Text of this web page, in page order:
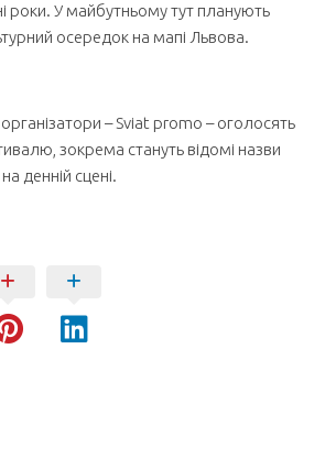
роки. У майбутньому тут планують
осередок на мапі Львова.
– Sviat promo – оголосять
зокрема стануть відомі назви
денній сцені.